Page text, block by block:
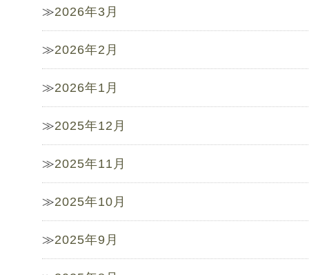
2026年3月
2026年2月
2026年1月
2025年12月
2025年11月
2025年10月
2025年9月